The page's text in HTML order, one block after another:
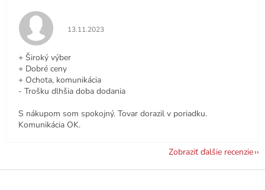
Hodnotenie obchodu je 5 z 5 hviezdičiek.
13.11.2023
+ Široký výber
+ Dobré ceny
+ Ochota, komunikácia
- Trošku dlhšia doba dodania
S nákupom som spokojný. Tovar dorazil v poriadku.
Komunikácia OK.
Zobraziť ďalšie recenzie